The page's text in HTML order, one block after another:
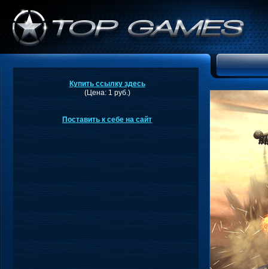
Купить ссылку здесь
(Цена: 1 руб.)
Поставить к себе на сайт